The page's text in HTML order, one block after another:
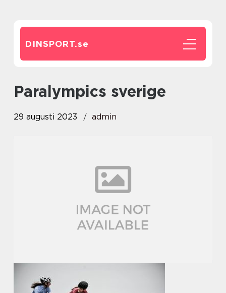
DINSPORT.se
paralympics sverige
29 augusti 2023 admin